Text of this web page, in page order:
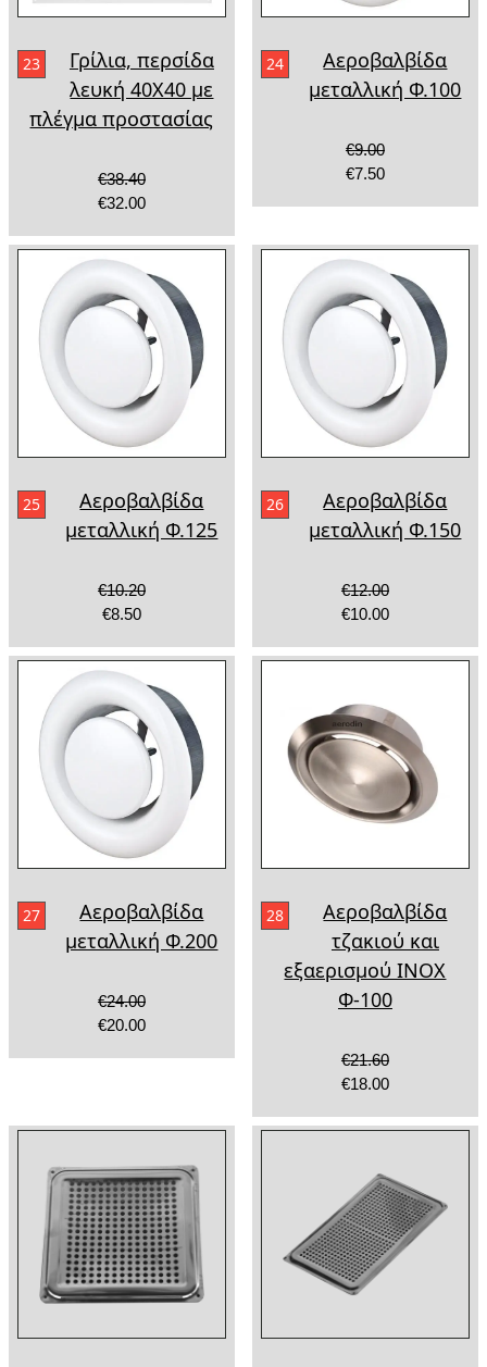
23
Γρίλια, περσίδα
λευκή 40Χ40 με
πλέγμα προστασίας
€38.40
€32.00
24
Αεροβαλβίδα
μεταλλική Φ.100
€9.00
€7.50
25
Αεροβαλβίδα
μεταλλική Φ.125
€10.20
€8.50
26
Αεροβαλβίδα
μεταλλική Φ.150
€12.00
€10.00
27
Αεροβαλβίδα
μεταλλική Φ.200
€24.00
€20.00
28
Αεροβαλβίδα
τζακιού και
εξαερισμού ΙΝΟΧ
Φ-100
€21.60
€18.00